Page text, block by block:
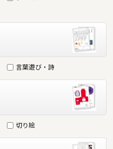
言葉遊び・詩
切り絵